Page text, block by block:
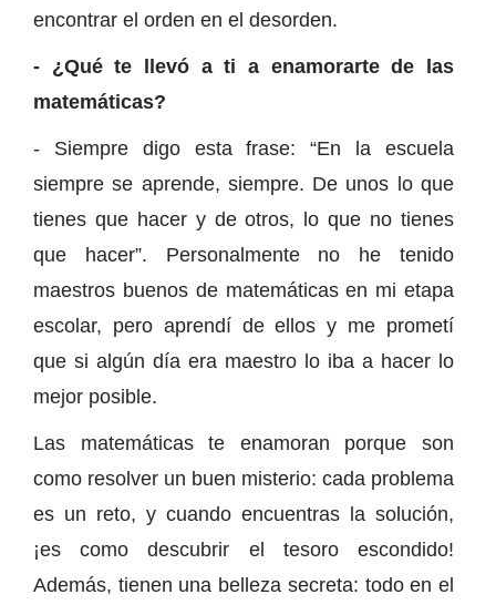
encontrar el orden en el desorden.
- ¿Qué te llevó a ti a enamorarte de las
matemáticas?
- Siempre digo esta frase: “En la escuela
siempre se aprende, siempre. De unos lo que
tienes que hacer y de otros, lo que no tienes
que hacer”. Personalmente no he tenido
maestros buenos de matemáticas en mi etapa
escolar, pero aprendí de ellos y me prometí
que si algún día era maestro lo iba a hacer lo
mejor posible.
Las matemáticas te enamoran porque son
como resolver un buen misterio: cada problema
es un reto, y cuando encuentras la solución,
¡es como descubrir el tesoro escondido!
Además, tienen una belleza secreta: todo en el